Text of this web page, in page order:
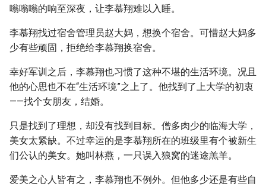
嗡嗡嗡的响至深夜，让李慕翔难以入睡。
李慕翔找过宿舍管理员赵大妈，想换个宿舍。可惜赵大妈多
少有些顽固，拒绝给李慕翔换宿舍。
幸好军训之后，李慕翔也习惯了这种不堪的生活环境。况且
他的心思也不在“生活环境”之上了。他找到了上大学的初衷
——找个女朋友，结婚。
只是找到了理想，却没有找到目标。僧多肉少的临海大学，
美女太紧缺。不过幸运的是李慕翔所在的班级里有个被新生
们公认的美女。她叫林燕，一只误入狼窝的迷途羔羊。
爱美之心人皆有之，李慕翔也不例外。但他多少还是有些自